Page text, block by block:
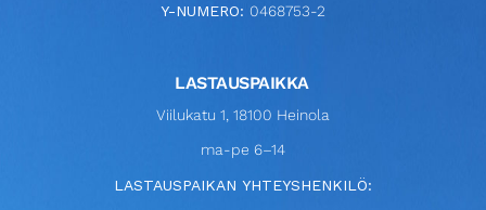
Y-NUMERO: 0468753-2
LASTAUSPAIKKA
Viilukatu 1, 18100 Heinola
ma-pe 6–14
LASTAUSPAIKAN YHTEYSHENKILÖ: